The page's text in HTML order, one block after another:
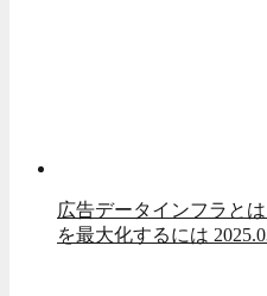
広告データインフラと
を最大化するには